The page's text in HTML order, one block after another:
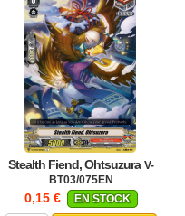
Stealth Fiend, Ohtsuzura V-
BT03/075EN
0,15 €
EN STOCK